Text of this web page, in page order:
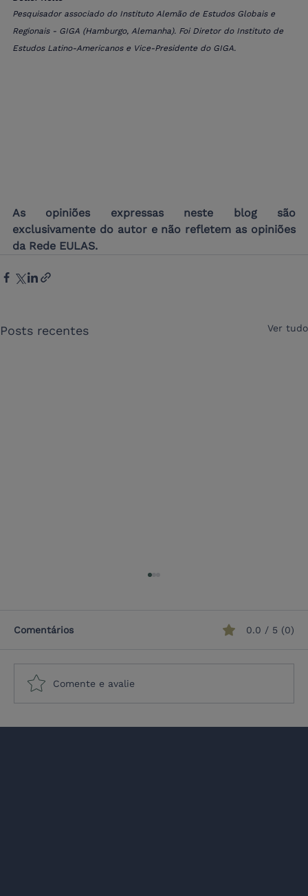
Pesquisador associado do Instituto Alemão de Estudos Globais e
Regionais - GIGA (Hamburgo, Alemanha). Foi Diretor do Instituto de
Estudos Latino-Americanos e Vice-Presidente do GIGA.
As opiniões expressas neste blog são
exclusivamente do autor e não refletem as opiniões
da Rede EULAS.
Posts recentes Ver tudo
Comentários 0.0 / 5 (0)
Comente e avalie